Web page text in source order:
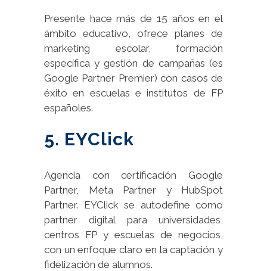
Presente hace más de 15 años en el
ámbito educativo, ofrece planes de
marketing escolar, formación
específica y gestión de campañas (es
Google Partner Premier) con casos de
éxito en escuelas e institutos de FP
españoles.
5. EYClick
Agencia con certificación Google
Partner, Meta Partner y HubSpot
Partner. EYClick se autodefine como
partner digital para universidades,
centros FP y escuelas de negocios,
con un enfoque claro en la captación y
fidelización de alumnos.